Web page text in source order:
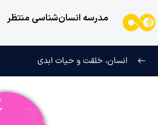
مدرسه انسان‌شناسی منتظر
انسان، خلقت و حیات ابدی